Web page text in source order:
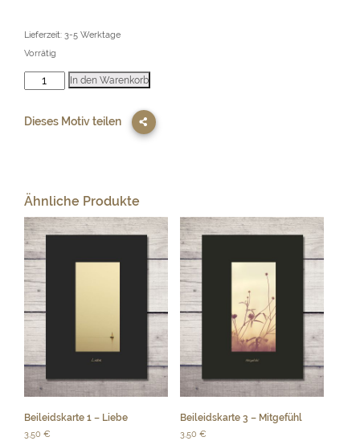
Lieferzeit: 3-5 Werktage
Vorrätig
Beileidskarte
2
stille
In den Warenkorb
Dieses Motiv teilen
Ähnliche Produkte
Beileidskarte 1 – Liebe
3,50 €
Beileidskarte 3 – Mitgefühl
3,50 €